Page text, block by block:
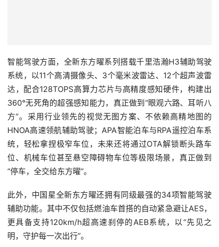
智能驾驶方面，全新东方曜系列搭载千里浩瀚H3辅助驾驶
系统，以11个高清摄像头、3个毫米波雷达、12个超声波雷
达，配合128TOPS高算力芯片与高精度感知硬件，构建出
360°无死角的超强感知能力，真正做到“眼观六路、耳听八
方”。采用行业领先的视觉无图方案、不依赖高精地图的
HNOA高速领航辅助驾驶；APA智能泊车与RPA遥控泊车系
统，轻松拿捏极窄车位，未来还将通过OTA解锁断头路车
位、机械车位甚至悬空障碍物车位等极限场景，真正做到
“停车，全交给东方曜”。
此外，中国星全新东方曜还拥有同级最强的34项智能驾驶
辅助功能。其中不仅包括燃油车首搭的自动紧急避让AES，
更具备支持120km/h超高速刹停的AEB系统，以“先见之
明，守护每一次出行”。